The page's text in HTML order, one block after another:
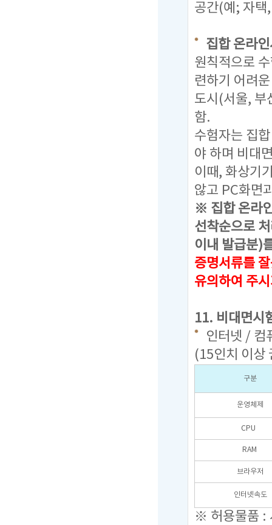
공간(예; 자택
집합 온라
원칙적으로
련하기 어려
도시(서울, 부
함.
수험자는 집
야 하며 비대
이때, 화상기
않고 PC화면
※ 집합 온라
선착순으로
이내 발급분)
증명서류를
유의하여 주
11. 비대면시
인터넷 / 컴
(15인치 이상
구분
운영체제
CPU
RAM
브라우저
인터넷속도
※ 허용물품 :